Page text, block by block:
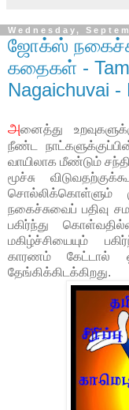
Wednesday,
ஜோக்ஸ்
கதைகள் -
Nagaichuvai -
அனைத்து
நீண்ட
வாயிலாக மீண்டும்
மூச்சு
சொல்லிக்கொள்ளும்
நகைச்சுவைப் பதிவு
பகிர்ந்து
மகிழ்ச்சியையும்
காரணம் கேட்டால்
தேங்கிக்கிடக்கிறது.